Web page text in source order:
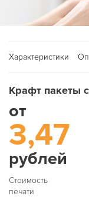
Характеристики
Крафт пакеты
от
3,47
рублей
Стоимость
печати